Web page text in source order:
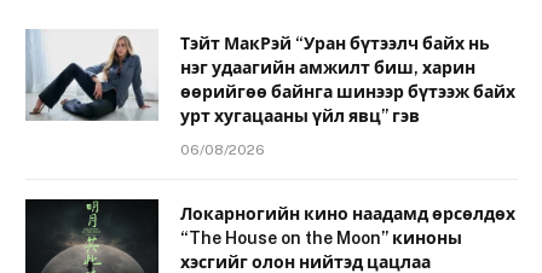
Тэйт МакРэй “Уран бүтээлч байх нь
нэг удаагийн амжилт биш, харин
өөрийгөө байнга шинээр бүтээж байх
урт хугацааны үйл явц” гэв
06/08/2026
Локарногийн кино наадамд өрсөлдөх
“The House on the Moon” киноны
хэсгийг олон нийтэд цацлаа